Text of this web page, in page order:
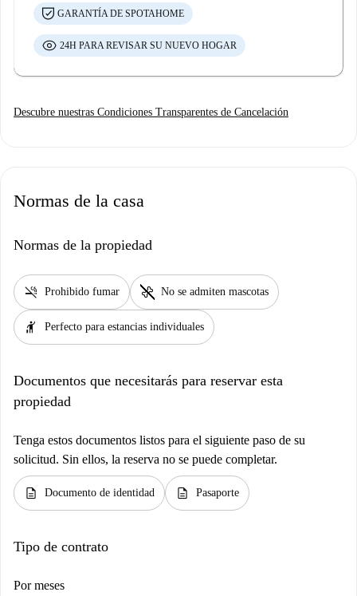
GARANTÍA DE SPOTAHOME
24H PARA REVISAR SU NUEVO HOGAR
Descubre nuestras Condiciones Transparentes de Cancelación
Normas de la casa
Normas de la propiedad
smoke_free Prohibido fumar pet_supplies No se admiten mascotas
hail Perfecto para estancias individuales
Documentos que necesitarás para reservar esta
propiedad
Tenga estos documentos listos para el siguiente paso de su
solicitud. Sin ellos, la reserva no se puede completar.
description Documento de identidad description Pasaporte
Tipo de contrato
Por meses